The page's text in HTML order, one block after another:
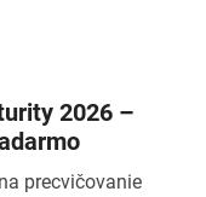
2026 –
precvičovanie